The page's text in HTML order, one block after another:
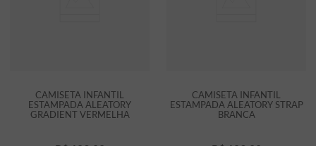
CAMISETA INFANTIL
ESTAMPADA ALEATORY
GRADIENT VERMELHA
CAMISETA INFANTIL
ESTAMPADA ALEATORY STRAP
BRANCA